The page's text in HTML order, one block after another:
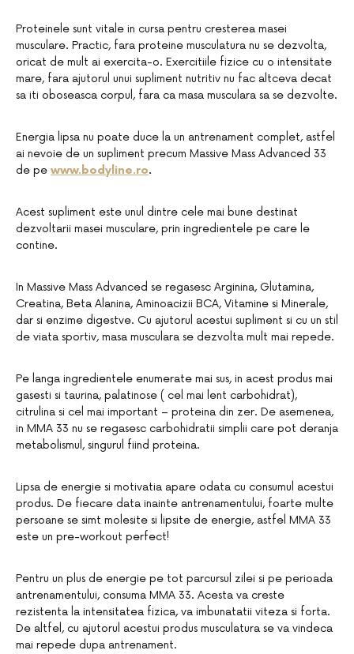
Proteinele sunt vitale in cursa pentru cresterea masei
musculare. Practic, fara proteine musculatura nu se dezvolta,
oricat de mult ai exercita-o. Exercitiile fizice cu o intensitate
mare, fara ajutorul unui supliment nutritiv nu fac altceva decat
sa iti oboseasca corpul, fara ca masa musculara sa se dezvolte.
Energia lipsa nu poate duce la un antrenament complet, astfel
ai nevoie de un supliment precum Massive Mass Advanced 33
de pe www.bodyline.ro.
Acest supliment este unul dintre cele mai bune destinat
dezvoltarii masei musculare, prin ingredientele pe care le
contine.
In Massive Mass Advanced se regasesc Arginina, Glutamina,
Creatina, Beta Alanina, Aminoacizii BCA, Vitamine si Minerale,
dar si enzime digestve. Cu ajutorul acestui supliment si cu un stil
de viata sportiv, masa musculara se dezvolta mult mai repede.
Pe langa ingredientele enumerate mai sus, in acest produs mai
gasesti si taurina, palatinose ( cel mai lent carbohidrat),
citrulina si cel mai important – proteina din zer. De asemenea,
in MMA 33 nu se regasesc carbohidratii simplii care pot deranja
metabolismul, singurul fiind proteina.
Lipsa de energie si motivatia apare odata cu consumul acestui
produs. De fiecare data inainte antrenamentului, foarte multe
persoane se simt molesite si lipsite de energie, astfel MMA 33
este un pre-workout perfect!
Pentru un plus de energie pe tot parcursul zilei si pe perioada
antrenamentului, consuma MMA 33. Acesta va creste
rezistenta la intensitatea fizica, va imbunatatii viteza si forta.
De altfel, cu ajutorul acestui produs musculatura se va vindeca
mai repede dupa antrenament.